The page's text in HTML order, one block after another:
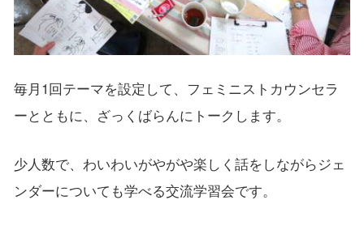
毎月1回テーマを設定して、フェミニストカウンセラ
ーとともに、ざっくばらんにトークします。
少人数で、わいわいがやがや楽しく話をしながらジェ
ンダーについても学べる交流学習会です。